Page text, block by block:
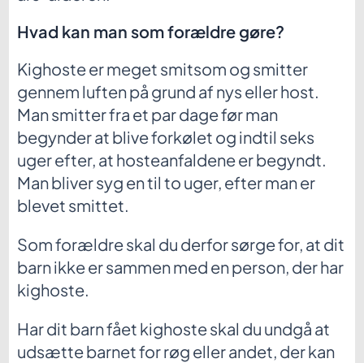
Hvad kan man som forældre gøre?
Kighoste er meget smitsom og smitter
gennem luften på grund af nys eller host.
Man smitter fra et par dage før man
begynder at blive forkølet og indtil seks
uger efter, at hosteanfaldene er begyndt.
Man bliver syg en til to uger, efter man er
blevet smittet.
Som forældre skal du derfor sørge for, at dit
barn ikke er sammen med en person, der har
kighoste.
Har dit barn fået kighoste skal du undgå at
udsætte barnet for røg eller andet, der kan